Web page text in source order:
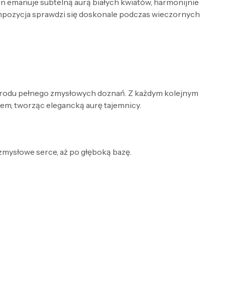
emanuje subtelną aurą białych kwiatów, harmonijnie
sprawdzi się doskonale podczas wieczornych
pełnego zmysłowych doznań. Z każdym kolejnym
tworząc elegancką aurę tajemnicy.
serce, aż po głęboką bazę.